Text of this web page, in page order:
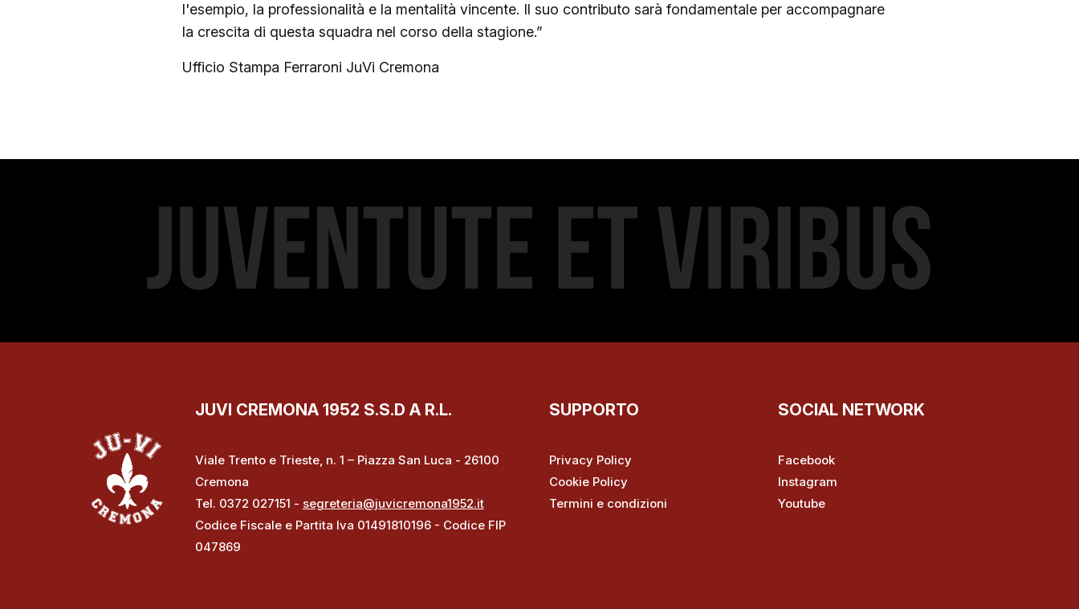
l'esempio, la professionalità e la mentalità vincente. Il suo contributo sarà fondamentale per accompagnare
la crescita di questa squadra nel corso della stagione.”
Ufficio Stampa Ferraroni JuVi Cremona
JUVI CREMONA 1952 S.S.D A R.L.
Viale Trento e Trieste, n. 1 – Piazza San Luca - 26100
Cremona
Tel. 0372 027151 - segreteria@juvicremona1952.it
Codice Fiscale e Partita Iva 01491810196 - Codice FIP
047869
SUPPORTO
Privacy Policy
Cookie Policy
Termini e condizioni
SOCIAL NETWORK
Facebook
Instagram
Youtube